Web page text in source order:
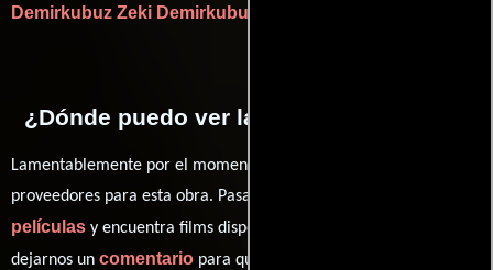
Demirkubuz Zeki Demirkubuz
¿Dónde puedo ver la películas Destiny?
Lamentablemente por el momento no contamos con enlaces a
proveedores para esta obra. Pasa por nuestro catálogo de
películas y encuentra films disponibles. También puedes
dejarnos un comentario para que le demos prioridad y te